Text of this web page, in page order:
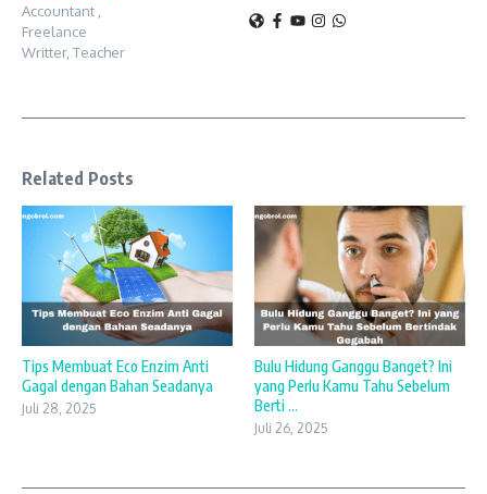
Accountant ,
Freelance
Writter, Teacher
Related Posts
Tips Membuat Eco Enzim Anti
Gagal dengan Bahan Seadanya
Juli 28, 2025
Bulu Hidung Ganggu Banget? Ini
yang Perlu Kamu Tahu Sebelum
Berti ...
Juli 26, 2025